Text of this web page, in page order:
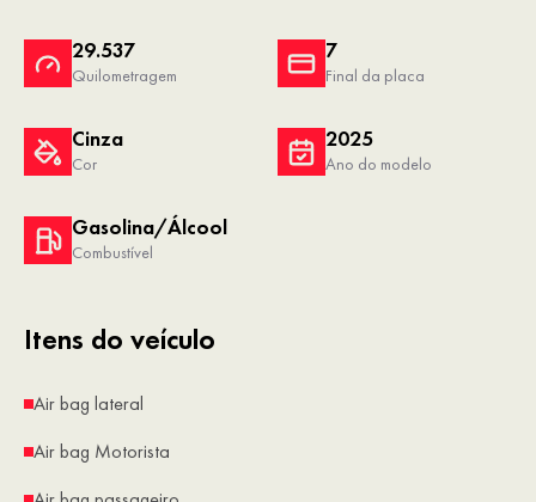
Cinza
Cor
2025
Ano do modelo
29.537
Quilometragem
7
Final da placa
Gasolina/Álcool
Combustível
Itens do veículo
Air bag lateral
Air bag Motorista